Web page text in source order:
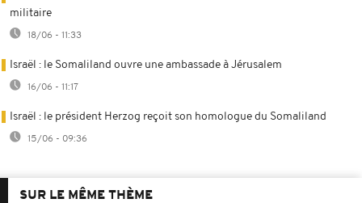
militaire
18/06 - 11:33
Israël : le Somaliland ouvre une ambassade à Jérusalem
16/06 - 11:17
Israël : le président Herzog reçoit son homologue du Somaliland
15/06 - 09:36
SUR LE MÊME THÈME